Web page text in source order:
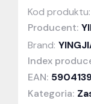
Kod produktu:
Producent:
Brand:
Index
EAN:
Kategoria: